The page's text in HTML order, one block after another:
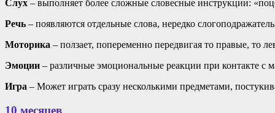
Слух – выполняет более сложные словесные инструкции:
Речь – появляются отдельные слова, нередко
Моторика – ползает, попеременно передвигая то правые, то
Эмоции – различные эмоциональные реакции при контакте
Игра – Может играть сразу несколькими предметами,
10 месяцев